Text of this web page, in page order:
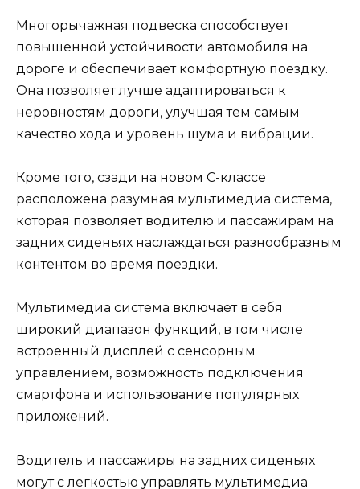
Многорычажная подвеска способствует
повышенной устойчивости автомобиля на
дороге и обеспечивает комфортную поездку.
Она позволяет лучше адаптироваться к
неровностям дороги, улучшая тем самым
качество хода и уровень шума и вибрации.
Кроме того, сзади на новом C-классе
расположена разумная мультимедиа система,
которая позволяет водителю и пассажирам на
задних сиденьях наслаждаться разнообразным
контентом во время поездки.
Мультимедиа система включает в себя
широкий диапазон функций, в том числе
встроенный дисплей с сенсорным
управлением, возможность подключения
смартфона и использование популярных
приложений.
Водитель и пассажиры на задних сиденьях
могут с легкостью управлять мультимедиа